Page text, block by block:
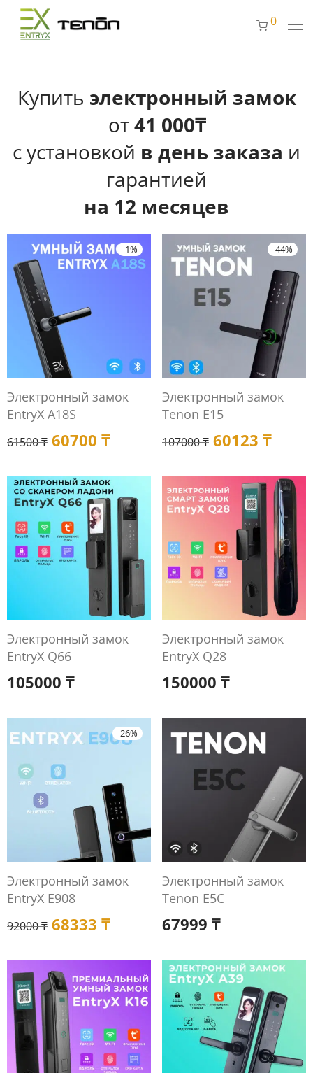
0
Купить электронный замок
от41 000₸
с установкой в день заказа и
гарантией
на 12 месяцев
-1%
Электронный замок
EntryX A18S
61500₸ 60700 ₸
-44%
Электронный замок
Tenon E15
107000₸ 60123 ₸
Электронный замок
EntryX Q66
105000 ₸
Электронный замок
EntryX Q28
150000 ₸
-26%
Электронный замок
EntryX E908
92000₸ 68333 ₸
Электронный замок
Tenon E5C
67999 ₸